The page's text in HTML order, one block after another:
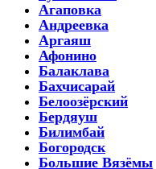
Агаповка
Андреевка
Аргаяш
Афонино
Балаклава
Бахчисарай
Белоозёрский
Бердяуш
Билимбай
Богородск
Большие Вязёмы